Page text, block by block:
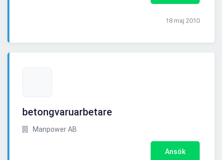
18 maj 2010
betongvaruarbetare
Manpower AB
Ansök